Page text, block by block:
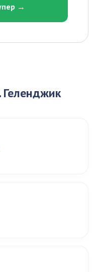
→
Геленджик